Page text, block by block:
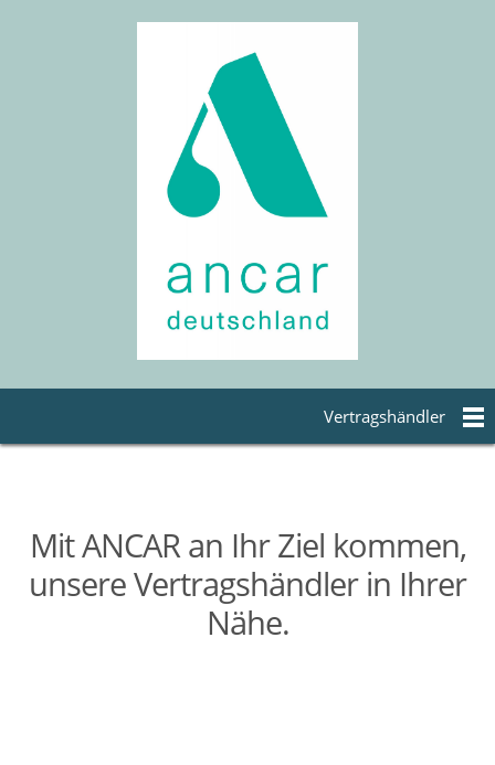
Vertragshändler
Mit ANCAR an Ihr Ziel kommen,
unsere Vertragshändler in Ihrer
Nähe.